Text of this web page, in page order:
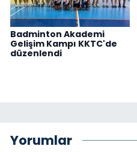
Badminton Akademi
Gelişim Kampı KKTC'de
düzenlendi
Yorumlar